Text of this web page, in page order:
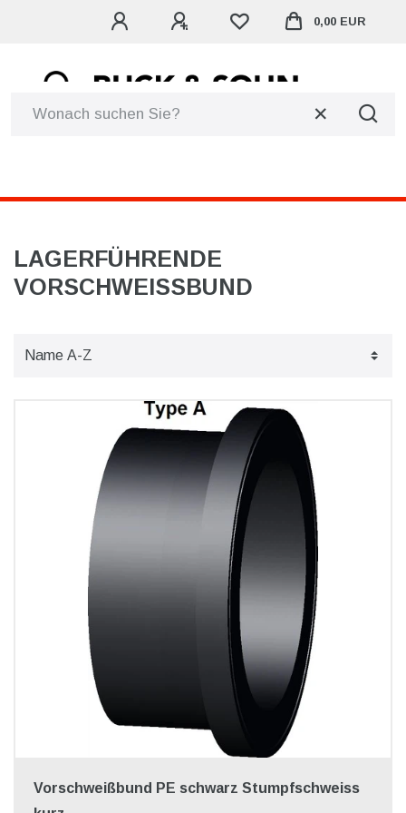
0,00 EUR
LAGERFÜHRENDE
VORSCHWEISSBUND
Vorschweißbund PE schwarz Stumpfschweiss